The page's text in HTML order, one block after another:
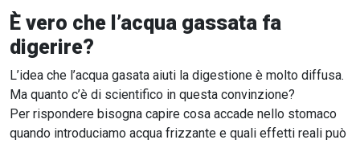
È vero che l’acqua gassata fa
digerire?
L’idea che l’acqua gasata aiuti la digestione è molto diffusa.
Ma quanto c’è di scientifico in questa convinzione?
Per rispondere bisogna capire cosa accade nello stomaco
quando introduciamo acqua frizzante e quali effetti reali può